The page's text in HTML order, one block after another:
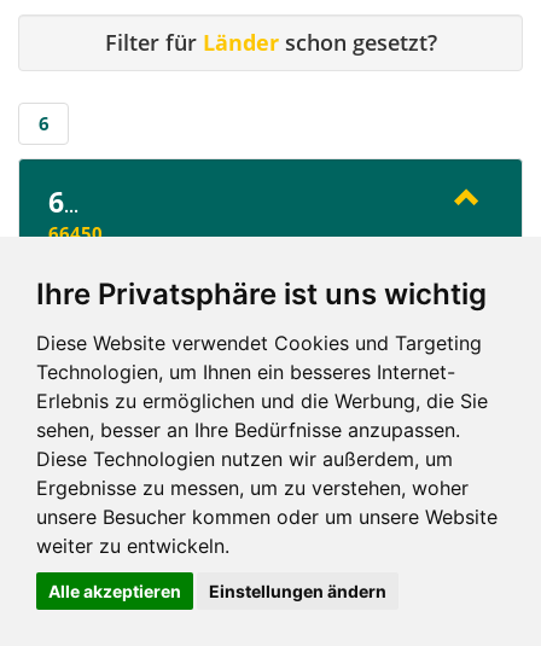
Ihre Privatsphäre ist uns wichtig
Diese Website verwendet Cookies und Targeting
Technologien, um Ihnen ein besseres Internet-
Erlebnis zu ermöglichen und die Werbung, die Sie
sehen, besser an Ihre Bedürfnisse anzupassen.
Diese Technologien nutzen wir außerdem, um
Ergebnisse zu messen, um zu verstehen, woher
unsere Besucher kommen oder um unsere Website
weiter zu entwickeln.
Alle akzeptieren Einstellungen ändern
Filter für Länderschon gesetzt?
6
6...
66450
Impressum und mehr